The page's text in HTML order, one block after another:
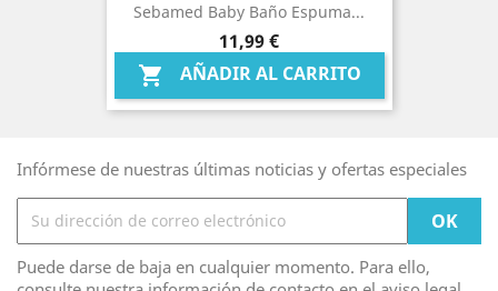
Sebamed Baby Baño Espuma...
Precio
11,99 €
 AÑADIR AL CARRITO
Infórmese de nuestras últimas noticias y ofertas especiales
Puede darse de baja en cualquier momento. Para ello,